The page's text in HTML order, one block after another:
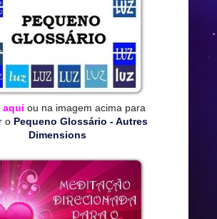
aqui ou na imagem acima para
o Pequeno Glossário - Autres
Dimensions